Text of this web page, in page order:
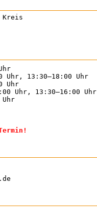
Kreis
Uhr, 13:30–18:00 Uhr
Uhr
Uhr, 13:30–16:00 Uhr